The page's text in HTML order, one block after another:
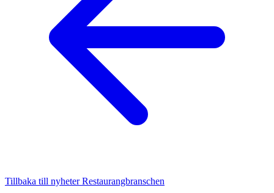
Tillbaka till nyheterRestaurangbranschen